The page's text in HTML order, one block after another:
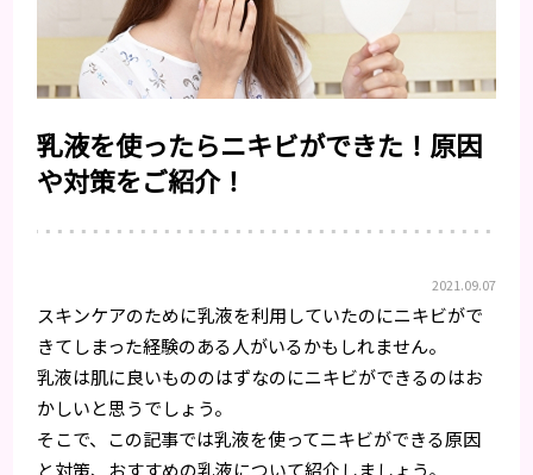
乳液を使ったらニキビができた！原因
や対策をご紹介！
2021.09.07
スキンケアのために乳液を利用していたのにニキビがで
きてしまった経験のある人がいるかもしれません。
乳液は肌に良いもののはずなのにニキビができるのはお
かしいと思うでしょう。
そこで、この記事では乳液を使ってニキビができる原因
と対策、おすすめの乳液について紹介しましょう。